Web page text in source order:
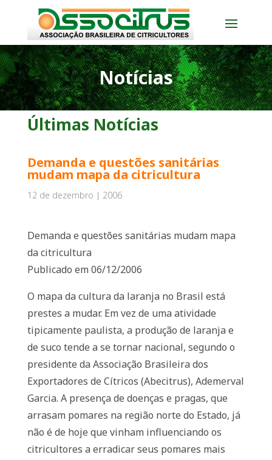
Notícias
Últimas Notícias
Demanda e questões sanitárias
mudam mapa da citricultura
12 de dezembro | 2006
Demanda e questões sanitárias mudam mapa
da citricultura
Publicado em 06/12/2006
O mapa da cultura da laranja no Brasil está
prestes a mudar. Em vez de uma atividade
tipicamente paulista, a produção de laranja e
de suco tende a se tornar nacional, segundo o
presidente da Associação Brasileira dos
Exportadores de Cítricos (Abecitrus), Ademerval
Garcia. A presença de doenças e pragas, que
arrasam pomares na região norte do Estado, já
não é de hoje que vinham influenciando os
citricultores a erradicar seus pomares mais